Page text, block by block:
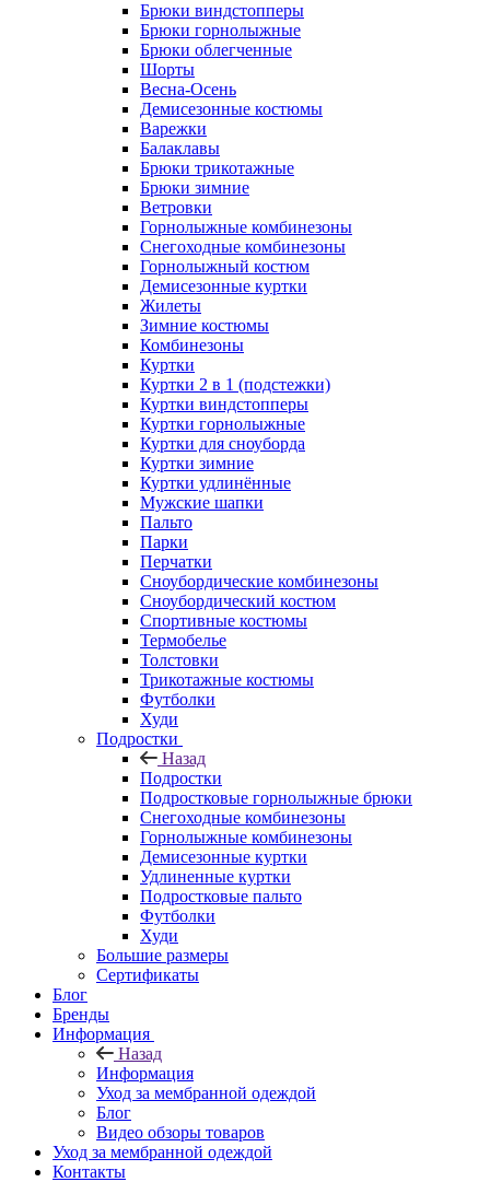
Брюки виндстопперы
Брюки горнолыжные
Брюки облегченные
Шорты
Весна-Осень
Демисезонные костюмы
Варежки
Балаклавы
Брюки трикотажные
Брюки зимние
Ветровки
Горнолыжные комбинезоны
Снегоходные комбинезоны
Горнолыжный костюм
Демисезонные куртки
Жилеты
Зимние костюмы
Комбинезоны
Куртки
Куртки 2 в 1 (подстежки)
Куртки виндстопперы
Куртки горнолыжные
Куртки для сноуборда
Куртки зимние
Куртки удлинённые
Мужские шапки
Пальто
Парки
Перчатки
Сноубордические комбинезоны
Сноубордический костюм
Спортивные костюмы
Термобелье
Толстовки
Трикотажные костюмы
Футболки
Худи
Подростки
Назад
Подростки
Подростковые горнолыжные брюки
Снегоходные комбинезоны
Горнолыжные комбинезоны
Демисезонные куртки
Удлиненные куртки
Подростковые пальто
Футболки
Худи
Большие размеры
Сертификаты
Блог
Бренды
Информация
Назад
Информация
Уход за мембранной одеждой
Блог
Видео обзоры товаров
Уход за мембранной одеждой
Контакты